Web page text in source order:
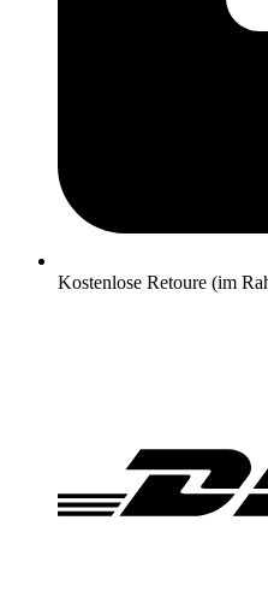
Kostenlose Retoure (im